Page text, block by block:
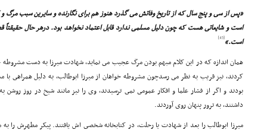
«پس از سى و پنج سال که از تاریخ وفاتش مى گذرد هنوز هم براى نگارنده و سایرین سبب
است و شایعاتى هست که چون دلیل مسلمى ندارد قابل اعتماد نخواهد بود. درهر حال حقیقتاً
است.»[45]
همان اندازه که در این کلام مبهم بودن مرگ عجیب مى نماید، شهادت میرزا به دست مشروطه
کردند، نیز قریب به نظر مى رسدچون مشروطه خواهان از میرزا ابوطالب، به دلیل همراهى با
بودند و اگر از فشار علما و افکار عمومى نمى ترسیدند، وى را نیز مانند شیخ در روز
داشتند، به ترور پنهان روى آوردند.
میرزا ابوطالب را بعد از شهادت یا رحلت، در کتابخانه شخصى اش یافتند. پیکر مطهرش را